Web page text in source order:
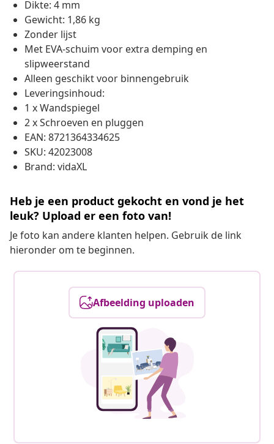
Dikte: 4 mm
Gewicht: 1,86 kg
Zonder lijst
Met EVA-schuim voor extra demping en
slipweerstand
Alleen geschikt voor binnengebruik
Leveringsinhoud:
1 x Wandspiegel
2 x Schroeven en pluggen
EAN: 8721364334625
SKU: 42023008
Brand: vidaXL
Heb je een product gekocht en vond je het
leuk? Upload er een foto van!
Je foto kan andere klanten helpen. Gebruik de link
hieronder om te beginnen.
Afbeelding uploaden